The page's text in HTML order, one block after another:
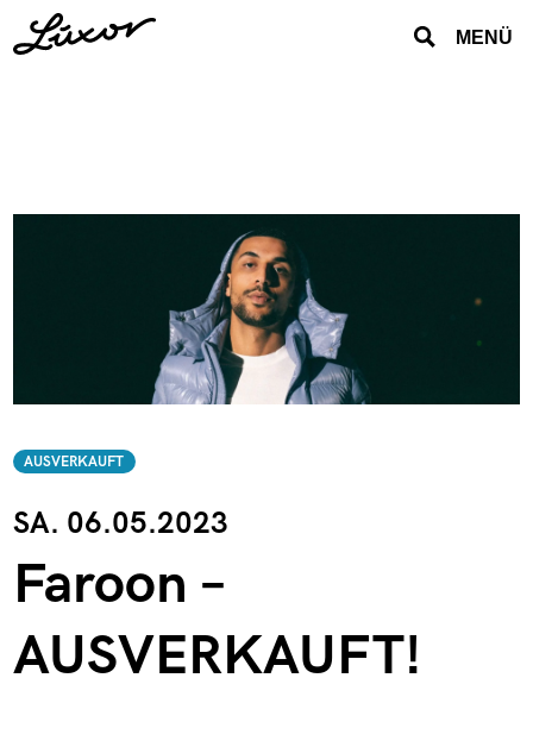
MENÜ
SA. 06.05.2023
AUSVERKAUFT
Faroon –
AUSVERKAUFT!